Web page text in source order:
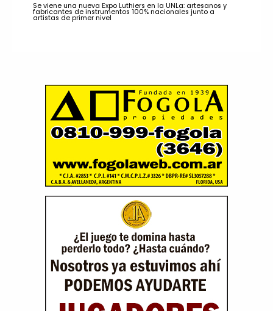
Se viene una nueva Expo Luthiers en la UNLa: artesanos y
fabricantes de instrumentos 100% nacionales junto a
artistas de primer nivel